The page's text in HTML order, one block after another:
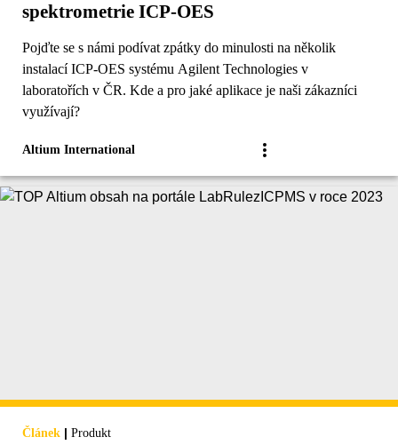
spektrometrie ICP-OES
Pojďte se s námi podívat zpátky do minulosti na několik
instalací ICP-OES systému Agilent Technologies v
laboratořích v ČR. Kde a pro jaké aplikace je naši zákazníci
využívají?
Altium International
Článek | Produkt